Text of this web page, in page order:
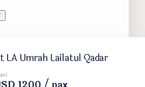
LA Umrah Lailatul Qadar